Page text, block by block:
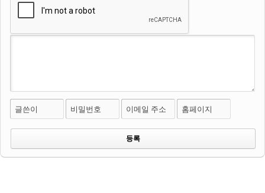
글쓴이 비밀번호 이메일 주소 홈페이지